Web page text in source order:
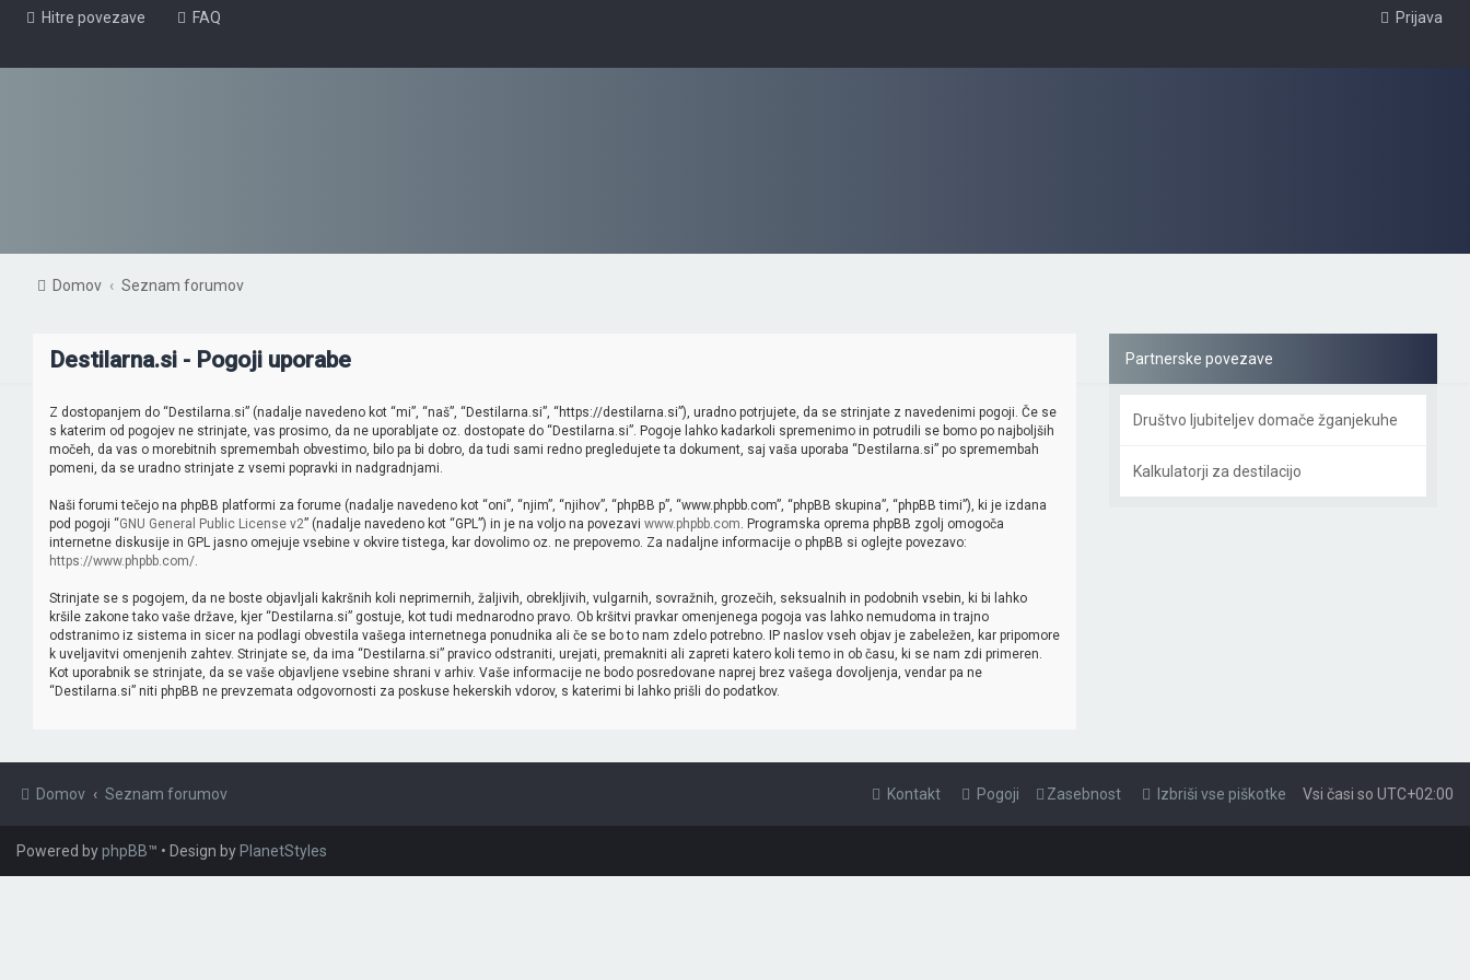
Hitre povezave FAQ Prijava
Domov Seznam forumov
Destilarna.si - Pogoji uporabe
Z dostopanjem do “Destilarna.si” (nadalje navedeno kot “mi”, “naš”, “Destilarna.si”, “https://destilarna.si”), uradno potrjujete, da se strinjate z navedenimi pogoji. Če se
s katerim od pogojev ne strinjate, vas prosimo, da ne uporabljate oz. dostopate do “Destilarna.si”. Pogoje lahko kadarkoli spremenimo in potrudili se bomo po najboljših
močeh, da vas o morebitnih spremembah obvestimo, bilo pa bi dobro, da tudi sami redno pregledujete ta dokument, saj vaša uporaba “Destilarna.si” po spremembah
pomeni, da se uradno strinjate z vsemi popravki in nadgradnjami.
Naši forumi tečejo na phpBB platformi za forume (nadalje navedeno kot “oni”, “njim”, “njihov”, “phpBB p”, “www.phpbb.com”, “phpBB skupina”, “phpBB timi”), ki je izdana
pod pogoji “GNU General Public License v2” (nadalje navedeno kot “GPL”) in je na voljo na povezavi www.phpbb.com. Programska oprema phpBB zgolj omogoča
internetne diskusije in GPL jasno omejuje vsebine v okvire tistega, kar dovolimo oz. ne prepovemo. Za nadaljne informacije o phpBB si oglejte povezavo:
https://www.phpbb.com/.
Strinjate se s pogojem, da ne boste objavljali kakršnih koli neprimernih, žaljivih, obrekljivih, vulgarnih, sovražnih, grozečih, seksualnih in podobnih vsebin, ki bi lahko
kršile zakone tako vaše države, kjer “Destilarna.si” gostuje, kot tudi mednarodno pravo. Ob kršitvi pravkar omenjenega pogoja vas lahko nemudoma in trajno
odstranimo iz sistema in sicer na podlagi obvestila vašega internetnega ponudnika ali če se bo to nam zdelo potrebno. IP naslov vseh objav je zabeležen, kar pripomore
k uveljavitvi omenjenih zahtev. Strinjate se, da ima “Destilarna.si” pravico odstraniti, urejati, premakniti ali zapreti katero koli temo in ob času, ki se nam zdi primeren.
Kot uporabnik se strinjate, da se vaše objavljene vsebine shrani v arhiv. Vaše informacije ne bodo posredovane naprej brez vašega dovoljenja, vendar pa ne
“Destilarna.si” niti phpBB ne prevzemata odgovornosti za poskuse hekerskih vdorov, s katerimi bi lahko prišli do podatkov.
Partnerske povezave
Društvo ljubiteljev domače žganjekuhe
Kalkulatorji za destilacijo
Domov Seznam forumov Vsi časi so UTC+02:00
Izbriši vse piškotke
Zasebnost
Pogoji
Kontakt
Powered byphpBB™ • Design by PlanetStyles